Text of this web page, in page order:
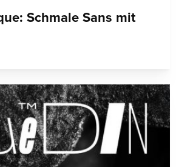
Schmale Sans mit